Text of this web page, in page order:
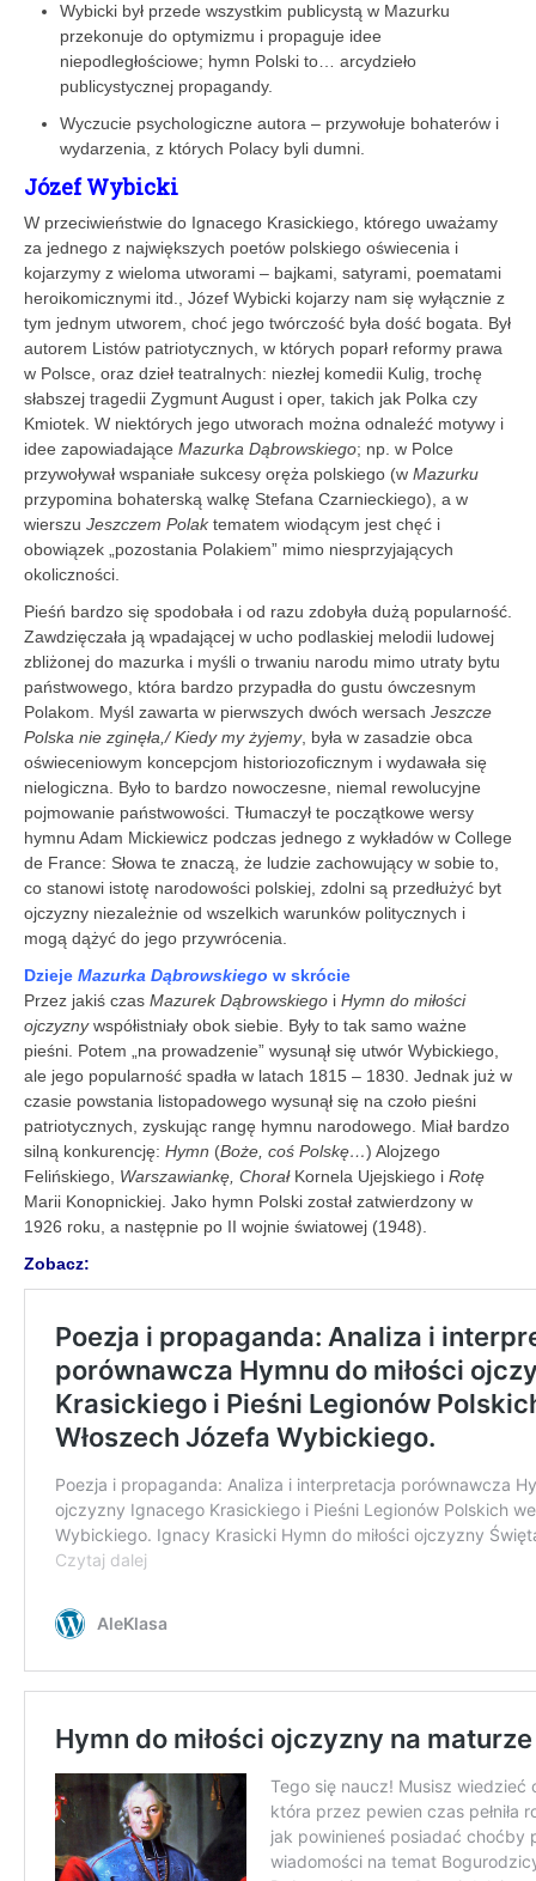
Wybicki był przede wszystkim publicystą w Mazurku
przekonuje do optymizmu i propaguje idee
niepodległościowe; hymn Polski to… arcydzieło
publicystycznej propagandy.
Wyczucie psychologiczne autora – przywołuje bohaterów i
wydarzenia, z których Polacy byli dumni.
Józef Wybicki
W przeciwieństwie do Ignacego Krasickiego, którego uważamy
za jednego z największych poetów polskiego oświecenia i
kojarzymy z wieloma utworami – bajkami, satyrami, poematami
heroikomicznymi itd., Józef Wybicki kojarzy nam się wyłącznie z
tym jednym utworem, choć jego twórczość była dość bogata. Był
autorem Listów patriotycznych, w których poparł reformy prawa
w Polsce, oraz dzieł teatralnych: niezłej komedii Kulig, trochę
słabszej tragedii Zygmunt August i oper, takich jak Polka czy
Kmiotek. W niektórych jego utworach można odnaleźć motywy i
idee zapowiadające Mazurka Dąbrowskiego; np. w Polce
przywoływał wspaniałe sukcesy oręża polskiego (w Mazurku
przypomina bohaterską walkę Stefana Czarnieckiego), a w
wierszu Jeszczem Polaktematem wiodącym jest chęć i
obowiązek „pozostania Polakiem” mimo niesprzyjających
okoliczności.
Pieśń bardzo się spodobała i od razu zdobyła dużą popularność.
Zawdzięczała ją wpadającej w ucho podlaskiej melodii ludowej
zbliżonej do mazurka i myśli o trwaniu narodu mimo utraty bytu
państwowego, która bardzo przypadła do gustu ówczesnym
Polakom. Myśl zawarta w pierwszych dwóch wersach Jeszcze
Polska nie zginęła,/ Kiedy my żyjemy, była w zasadzie obca
oświeceniowym koncepcjom historiozoficznym i wydawała się
nielogiczna. Było to bardzo nowoczesne, niemal rewolucyjne
pojmowanie państwowości. Tłumaczył te początkowe wersy
hymnu Adam Mickiewicz podczas jednego z wykładów w College
de France: Słowa te znaczą, że ludzie zachowujący w sobie to,
co stanowi istotę narodowości polskiej, zdolni są przedłużyć byt
ojczyzny niezależnie od wszelkich warunków politycznych i
mogą dążyć do jego przywrócenia.
Dzieje Mazurka Dąbrowskiego w skrócie
Przez jakiś czas Mazurek Dąbrowskiego i Hymn do miłości
ojczyznywspółistniały obok siebie. Były to tak samo ważne
pieśni. Potem „na prowadzenie” wysunął się utwór Wybickiego,
ale jego popularność spadła w latach 1815 – 1830. Jednak już w
czasie powstania listopadowego wysunął się na czoło pieśni
patriotycznych, zyskując rangę hymnu narodowego. Miał bardzo
silną konkurencję: Hymn (Boże, coś Polskę…) Alojzego
Felińskiego, Warszawiankę, ChorałKornela Ujejskiego i Rotę
Marii Konopnickiej. Jako hymn Polski został zatwierdzony w
1926 roku, a następnie po II wojnie światowej (1948).
Zobacz: